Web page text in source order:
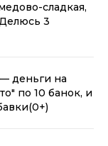
сладкая,
3
деньги на
по 10 банок, и
(0+)